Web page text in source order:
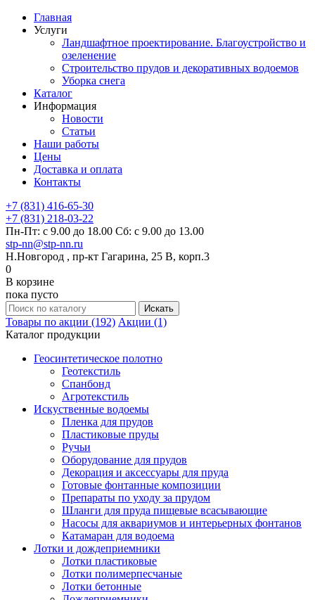
Главная
Услуги
Ландшафтное проектирование. Благоустройство и
озеленение
Строительство прудов и декоративных водоемов
Уборка снега
Каталог
Информация
Новости
Статьи
Наши работы
Цены
Доставка и оплата
Контакты
+7 (831) 416-65-30
+7 (831) 218-03-22
Пн-Пт: с 9.00 до 18.00 Сб: с 9.00 до 13.00
stp-nn@stp-nn.ru
Н.Новгород , пр-кт Гагарина, 25 В, корп.3
0
В корзине
пока пусто
Товары по акции (192) Акции (1)
Каталог продукции
Геосинтетическое полотно
Геотекстиль
Спанбонд
Агротекстиль
Искуственные водоемы
Пленка для прудов
Пластиковые пруды
Ручьи
Оборудование для прудов
Декорация и аксессуары для пруда
Готовые фонтанные композиции
Препараты по уходу за прудом
Шланги для пруда пищевые всасывающие
Насосы для аквариумов и интерьерных фонтанов
Катамаран для водоема
Лотки и дождеприемники
Лотки пластиковые
Лотки полимерпесчаные
Лотки бетонные